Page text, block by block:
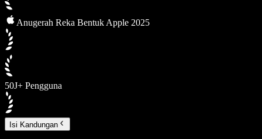
Anugerah Reka Bentuk Apple 2025
50J+ Pengguna
Isi Kandungan